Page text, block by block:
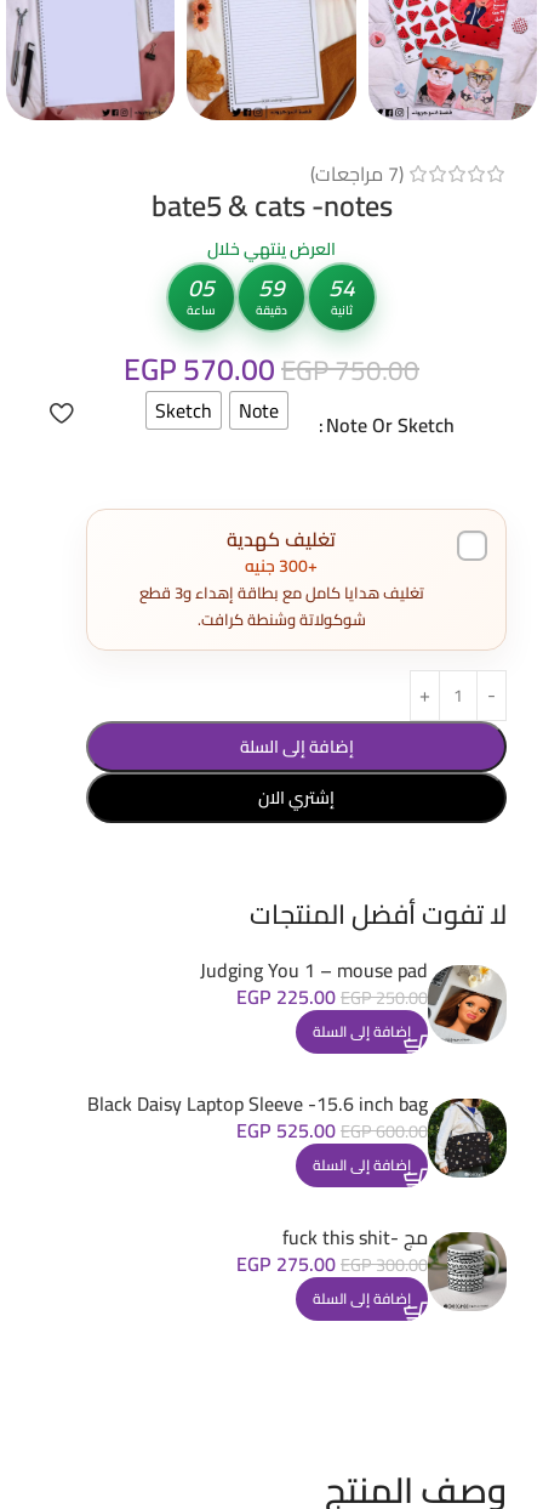
(
7 مراجعات)
bate5 & cats -notes
العرض ينتهي خلال
05
ساعة
59
دقيقة
53
ثانية
EGP750.00
EGP570.00
Note Or Sketch
Note
Sketch
تغليف كهدية
+300 جنيه
تغليف هدايا كامل مع بطاقة إهداء و3 قطع
شوكولاتة وشنطة كرافت.
إضافة إلى السلة
إشتري الان
لا تفوت أفضل المنتجات
Judging You 1 – mouse pad
EGP250.00
EGP 225.00
إضافة إلى السلة
Black Daisy Laptop Sleeve -15.6 inch bag
EGP600.00
EGP 525.00
إضافة إلى السلة
مج -fuck this shit
EGP300.00
EGP 275.00
إضافة إلى السلة
وصف المنتج